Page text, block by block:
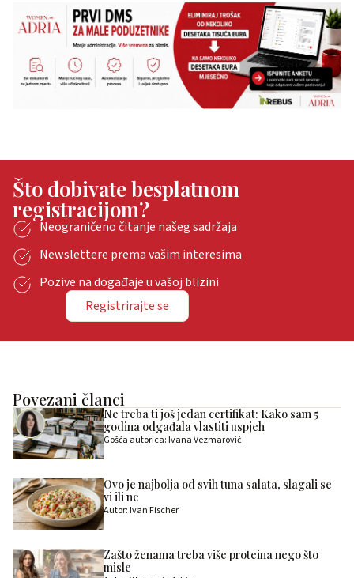
Što dobivate besplatnom
registracijom?
Neograničeno čitanje našeg sadržaja
Newslettere prema vašim interesima
Pozive na događaje u vašoj blizini
Registrirajte se
Povezani članci
Ne treba ti još jedan certifikat: Kako sam 5
godina odgađala vlastiti uspjeh
Gošća autorica: Ivana Vezmarović
Ovo je najbolja od svih tuna salata, slagali se
vi ili ne
Autor: Ivan Fischer
Zašto ženama treba više proteina nego što
misle